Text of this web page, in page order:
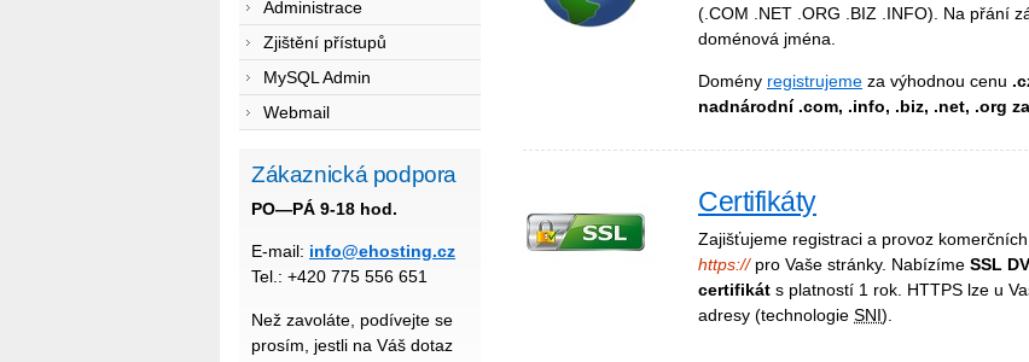
(.COM .NET .ORG .BIZ .INFO). Na přání
doménová jména.
Domény registrujeme za výhodnou cenu
nadnárodní .com, .info, .biz, .net, .org
Certifikáty
Zajišťujeme registraci a provoz komerčních
https://pro Vaše stránky. Nabízíme SSL
certifikát s platností 1 rok. HTTPS lze u
adresy (technologie SNI).
Administrace
Zjištění přístupů
MySQL Admin
Webmail
Zákaznická podpora
PO—PÁ 9-18 hod.
E-mail: info@ehosting.cz
Tel.: +420 775 556 651
Než zavoláte, podívejte se
prosím, jestli na Váš dotaz